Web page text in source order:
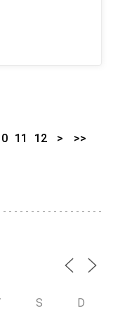
11 12 > >>
S D